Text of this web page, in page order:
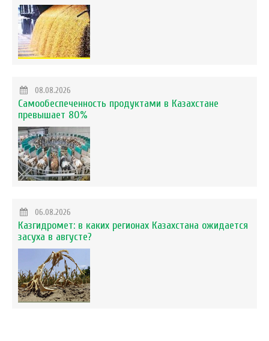
08.08.2026
Самообеспеченность продуктами в Казахстане
превышает 80%
06.08.2026
Казгидромет: в каких регионах Казахстана ожидается
засуха в августе?